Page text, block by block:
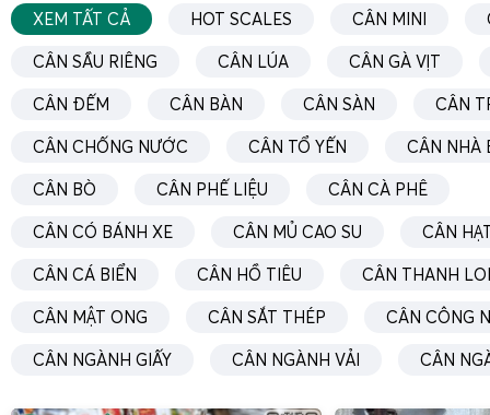
hành lý luôn là vấn đề cần quan tâm.Cân vali du lịch
XEM TẤT CẢ HOT SCALES CÂN MINI
CÂN SẦU RIÊNG CÂN LÚA CÂN GÀ VỊT
CÂN ĐẾM CÂN BÀN CÂN SÀN CÂN
CÂN CHỐNG NƯỚC CÂN TỔ YẾN CÂN NHÀ
CÂN BÒ CÂN PHẾ LIỆU CÂN CÀ PHÊ
CÂN CÓ BÁNH XE CÂN MỦ CAO SU CÂN
CÂN CÁ BIỂN CÂN HỒ TIÊU CÂN THANH
CÂN MẬT ONG CÂN SẮT THÉP CÂN CÔNG
CÂN NGÀNH GIẤY CÂN NGÀNH VẢI CÂN